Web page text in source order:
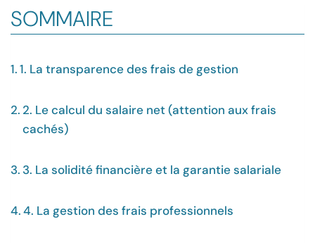
SOMMAIRE
1. La transparence des frais de gestion
2. Le calcul du salaire net (attention aux frais
cachés)
3. La solidité financière et la garantie salariale
4. La gestion des frais professionnels